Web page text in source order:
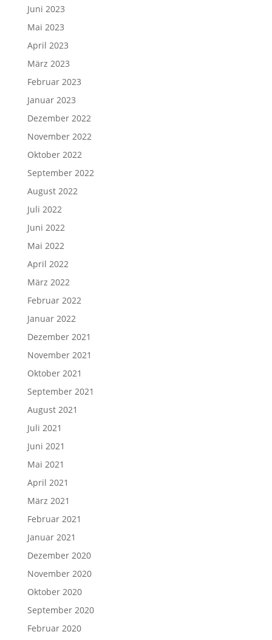
Juni 2023
Mai 2023
April 2023
März 2023
Februar 2023
Januar 2023
Dezember 2022
November 2022
Oktober 2022
September 2022
August 2022
Juli 2022
Juni 2022
Mai 2022
April 2022
März 2022
Februar 2022
Januar 2022
Dezember 2021
November 2021
Oktober 2021
September 2021
August 2021
Juli 2021
Juni 2021
Mai 2021
April 2021
März 2021
Februar 2021
Januar 2021
Dezember 2020
November 2020
Oktober 2020
September 2020
Februar 2020